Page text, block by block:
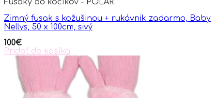
Fusaky do kočíkov - POLAR
Zimný fusak s kožušinou + rukávnik zadarmo, Baby
Nellys, 50 x 100cm, sivý
100€
Pridať do košíka